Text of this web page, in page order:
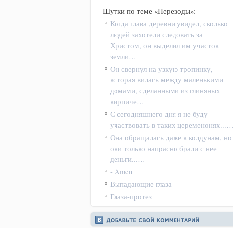
Шутки по теме «Переводы»:
Когда глава деревни увидел, сколько
людей захотели следовать за
Христом, он выделил им участок
земли…
Он свернул на узкую тропинку,
которая вилась между маленькими
домами, сделанными из глиняных
кирпиче…
С сегодняшнего дня я не буду
участвовать в таких цеременонях...…
Она обращалась даже к колдунам, но
они только напрасно брали с нее
деньги...…
- Amen
Выпадающие глаза
Глаза-протез